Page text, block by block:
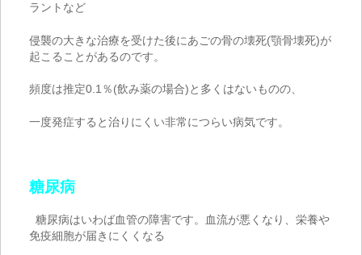
ラントなど
侵襲の大きな治療を受けた後にあごの骨の壊死(顎骨壊死)が
起こることがあるのです。
頻度は推定0.1％(飲み薬の場合)と多くはないものの、
一度発症すると治りにくい非常につらい病気です。
糖尿病
糖尿病はいわば血管の障害です。血流が悪くなり、栄養や
免疫細胞が届きにくくなる